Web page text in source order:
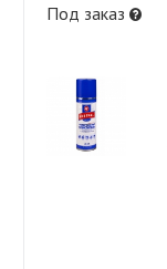
Под заказ